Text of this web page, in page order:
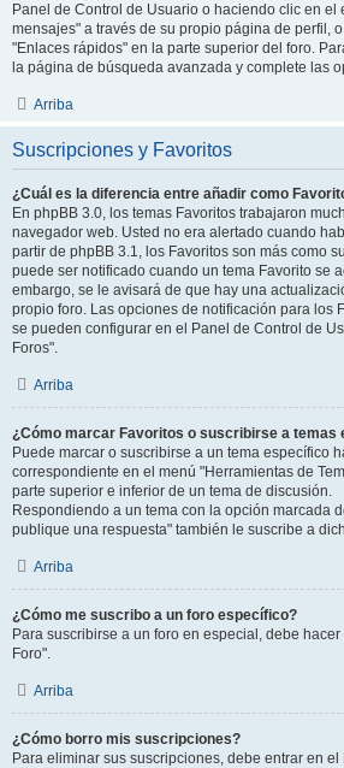
Panel de Control de Usuario o haciendo clic en el
mensajes" a través de su propio página de perfil,
"Enlaces rápidos" en la parte superior del foro.
la página de búsqueda avanzada y complete las
Arriba
Suscripciones y Favoritos
¿Cuál es la diferencia entre añadir como
En phpBB 3.0, los temas Favoritos trabajaron
navegador web. Usted no era alertado cuando
partir de phpBB 3.1, los Favoritos son más como
puede ser notificado cuando un tema Favorito se
embargo, se le avisará de que hay una
propio foro. Las opciones de notificación para los
se pueden configurar en el Panel de Control de
Foros".
Arriba
¿Cómo marcar Favoritos o suscribirse a temas
Puede marcar o suscribirse a un tema específico
correspondiente en el menú "Herramientas de
parte superior e inferior de un tema de discusión.
Respondiendo a un tema con la opción marcada
publique una respuesta" también le suscribe a
Arriba
¿Cómo me suscribo a un foro específico?
Para suscribirse a un foro en especial, debe
Foro".
Arriba
¿Cómo borro mis suscripciones?
Para eliminar sus suscripciones, debe entrar en